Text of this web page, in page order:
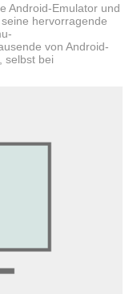
Android-Emulator und
hervorragende
von Android-
selbst bei